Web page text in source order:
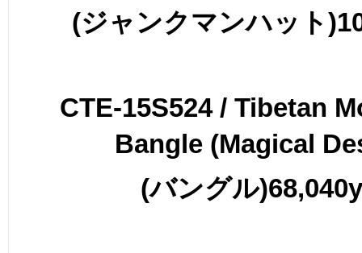
(ジャンクマンハット
CTE-15S524 / Tibetan
Bangle (Magical
(バングル